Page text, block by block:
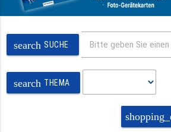
search SUCHE
search THEMA